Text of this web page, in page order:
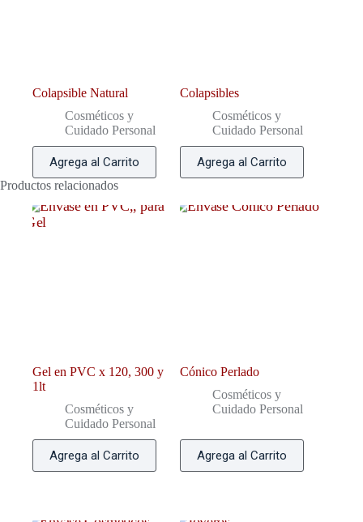
Colapsible Natural
Cosméticos y
Cuidado Personal
Agrega al Carrito
Colapsibles
Cosméticos y
Cuidado Personal
Agrega al Carrito
Productos relacionados
Gel en PVC x 120, 300 y
1lt
Cosméticos y
Cuidado Personal
Agrega al Carrito
Cónico Perlado
Cosméticos y
Cuidado Personal
Agrega al Carrito